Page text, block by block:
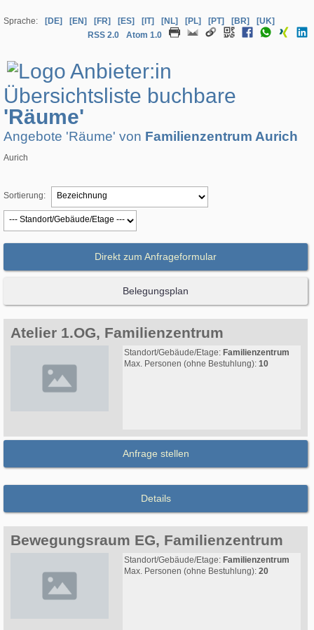
Sprache: [DE] [EN] [FR] [ES] [IT] [NL] [PL] [PT] [BR]
[UK]
RSS 2.0
Atom 1.0
Übersichtsliste buchbare
'Räume'
Angebote 'Räume' von Familienzentrum Aurich
Aurich
Sortierung:
Direkt zum Anfrageformular
Belegungsplan
Atelier 1.OG, Familienzentrum
Standort/Gebäude/Etage: Familienzentrum
Max. Personen (ohne Bestuhlung): 10
Anfrage stellen
Details
Bewegungsraum EG, Familienzentrum
Standort/Gebäude/Etage: Familienzentrum
Max. Personen (ohne Bestuhlung): 20